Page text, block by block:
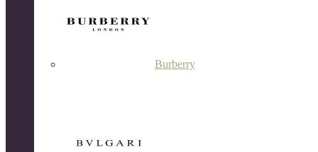
Burberry